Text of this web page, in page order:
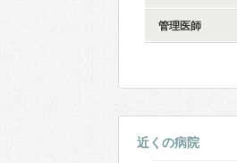
管理医師
近くの病院